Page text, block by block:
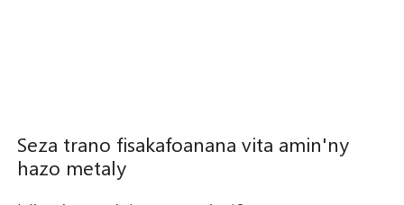
Seza trano fisakafoanana vita amin'ny
hazo metaly